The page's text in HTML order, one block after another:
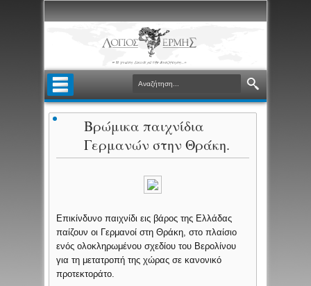
Βρώμικα παιχνίδια
Γερμανών στην Θράκη.
Επικίνδυνο παιχνίδι εις βάρος της Ελλάδας
παίζουν οι Γερμανοί στη Θράκη, στο πλαίσιο
ενός ολοκληρωμένου σχεδίου του Βερολίνου
για τη μετατροπή της χώρας σε κανονικό
προτεκτοράτο.